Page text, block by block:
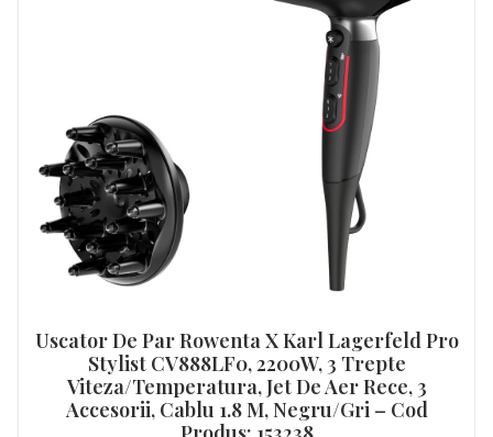
Uscator De Par Rowenta X Karl Lagerfeld Pro
Stylist CV888LF0, 2200W, 3 Trepte
Viteza/temperatura, Jet De Aer Rece, 3
Accesorii, Cablu 1.8 M, Negru/Gri – Cod